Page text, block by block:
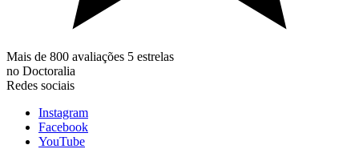
Mais de 800 avaliações 5 estrelas
no Doctoralia
Redes sociais
Instagram
Facebook
YouTube